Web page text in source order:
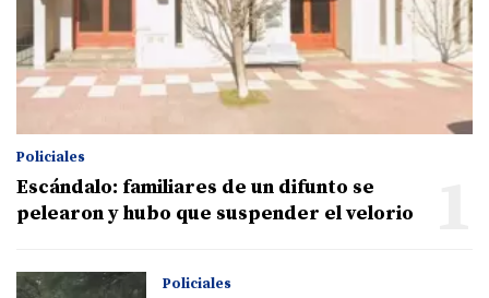
Policiales
Escándalo: familiares de un difunto se
pelearon y hubo que suspender el velorio
Policiales